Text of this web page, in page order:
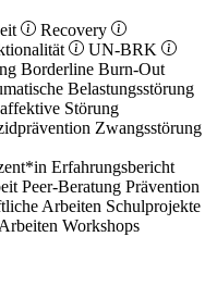
Recovery
UN-BRK
Borderline Burn-Out
Belastungsstörung
Störung
Zwangsstörung
Erfahrungsbericht
Peer-Beratung Prävention
Arbeiten Schulprojekte
Workshops